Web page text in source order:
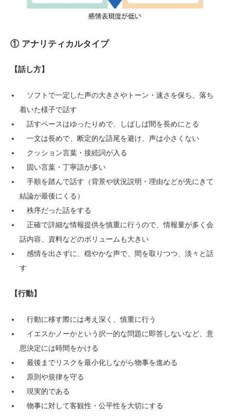
① アナリティカルタイプ
【話し方】
ソフトで一定した声の大きさやトーン・速さを保ち、落ち
着いた様子で話す
話すペースはゆったりめで、しばしば間を長めにとる
一文は長めで、断定的な語尾を避け、声は小さくない
クッション言葉・接続詞が入る
固い言葉・丁寧語が多い
手順を踏んで話す（背景や状況説明・理由などが先にきて
結論が最後にくる）
秩序だった話をする
正確で詳細な情報提供を慎重に行うので、情報量が多く会
話内容、資料などのボリュームも大きい
感情を出さずに、穏やかな声で、間を取りつつ、淡々と話
す
【行動】
行動に移す際には考え深く、慎重に行う
イエスかノーかという択一的な問題に即答しないなど、意
思決定には時間をかける
最後までリスクを最小化しながら物事を進める
原則や規律を守る
現実的である
物事に対して客観性・公平性を大切にする